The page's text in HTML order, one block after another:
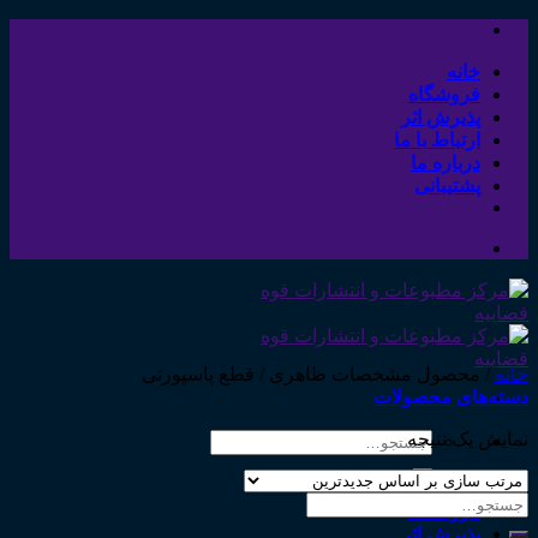
Skip
contentخانه
فروشگاه
پذیرش اثر
ارتباط با ما
درباره ما
پشتیبانی
جستجو
خانه
فروشگاه
پذیرش اثر
خانه /محصول مشخصات ظاهری / قطع پاسپورتی
دسته‌های محصولات
نمایش یک نتیجه
جستجو